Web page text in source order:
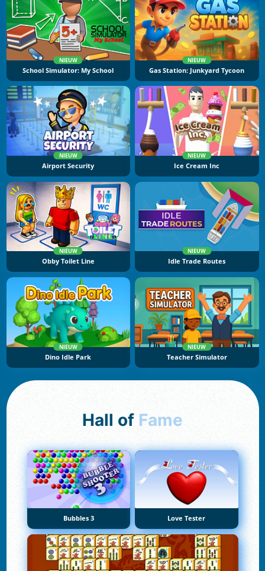
NIEUW
School Simulator: My School
NIEUW
Gas Station: Junkyard Tycoon
NIEUW
Airport Security
NIEUW
Ice Cream Inc
NIEUW
Obby Toilet Line
NIEUW
Idle Trade Routes
NIEUW
Dino Idle Park
NIEUW
Teacher Simulator
Hall of Fame
Bubbles 3 Love Tester